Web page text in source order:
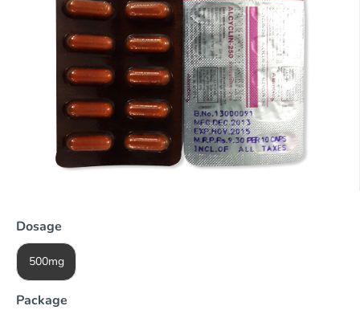
Dosage
500mg
Package